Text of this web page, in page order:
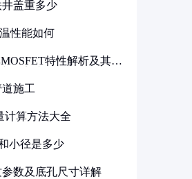
盖重多少
性能如何
特性解析及其在
施工
计算方法大全
小径是多少
参数及底孔尺寸详解